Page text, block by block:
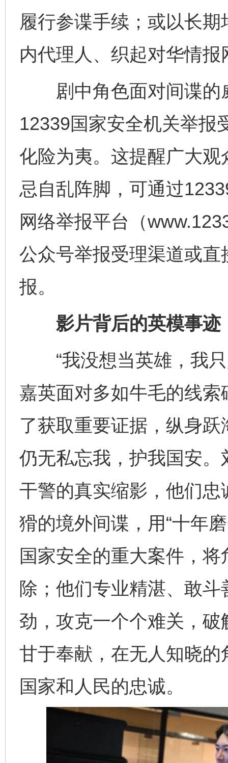
履行参谍手续；或以长
内代理人、织起对华情
剧中角色面对间谍的
12339国家安全机关举报
化险为夷。这提醒广大
忌自乱阵脚，可通过
网络举报平台（
公众号举报受理渠道或
报。
影片背后的英模事迹
“我没想当英雄，我只
嘉英面对多如牛毛的线
了获取重要证据，纵身
仍无私忘我，护我国安
干警的真实缩影，他们
猾的境外间谍，用“十年
国家安全的重大案件，将
除；他们专业精湛、敢斗
劲，攻克一个个难关，
甘于奉献，在无人知晓
国家和人民的忠诚。